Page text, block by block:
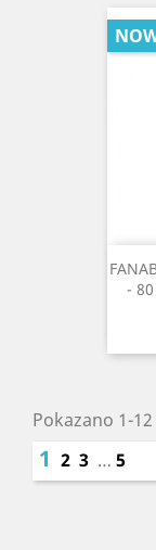
-
Pokazano 1-
1 2 3 … 5